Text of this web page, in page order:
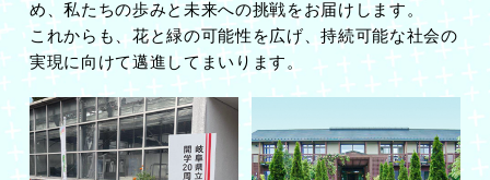
め、私たちの歩みと未来への挑戦をお届けします。
これからも、花と緑の可能性を広げ、持続可能な社会の
実現に向けて邁進してまいります。